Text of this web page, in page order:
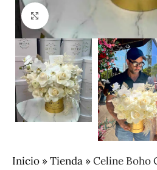
Clic para ampliar
Inicio »Tienda »Celine Boho